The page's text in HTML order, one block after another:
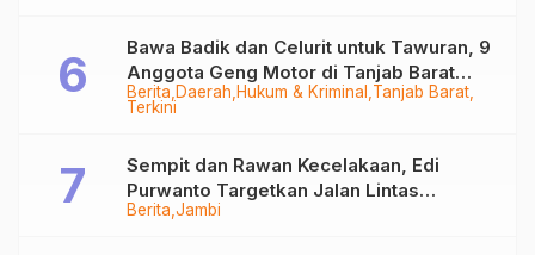
Berita Daerah Hukum & Kriminal Tanjab Barat
Terkini
Bawa Badik dan Celurit untuk Tawuran, 9
Anggota Geng Motor di Tanjab Barat
Diringkus
Berita Jambi
Sempit dan Rawan Kecelakaan, Edi
Purwanto Targetkan Jalan Lintas
Tungkal-Jambi Mulus di 2028